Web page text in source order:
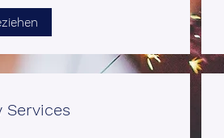
Services